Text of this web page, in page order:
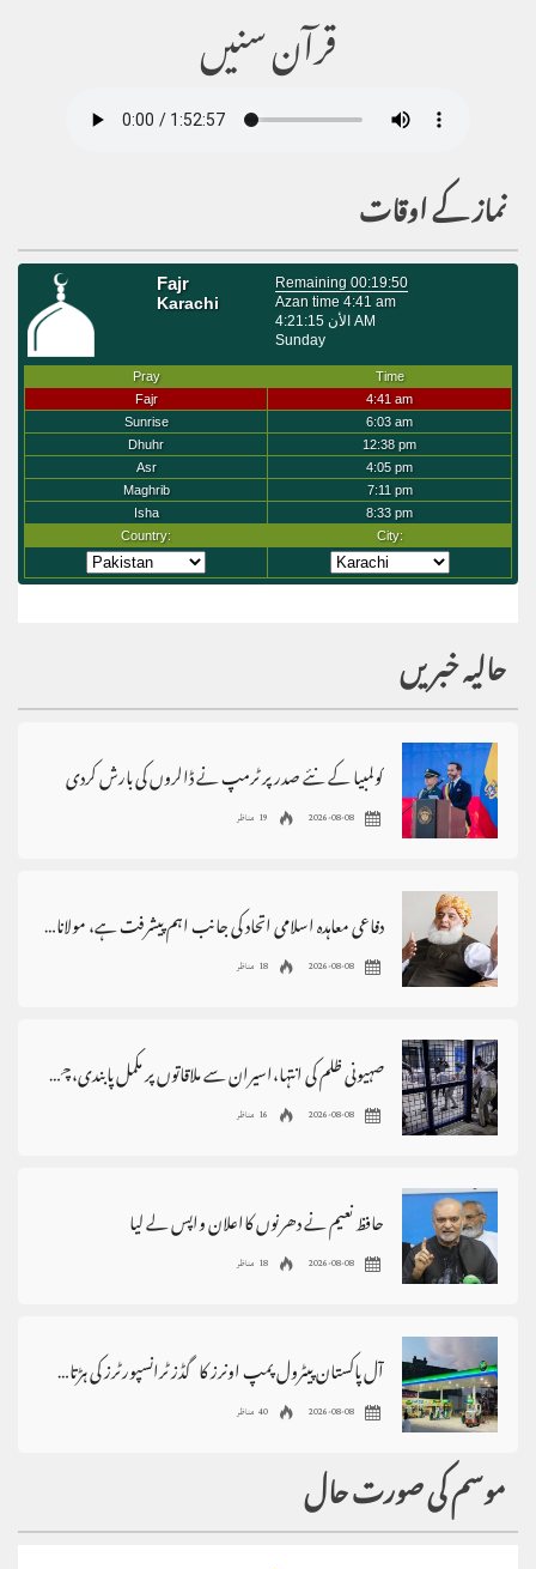
قرآن سنیں
نماز کے اوقات
حالیہ خبریں
کولمبیا کے نئے صدر پر ٹرمپ نے ڈالروں کی بارش کردی
2026-08-08 19 مناظر
دفاعی معاہدہ اسلامی اتحاد کی جانب اہم پیشرفت ہے، مولانافضل الرحمٰن
2026-08-08 18 مناظر
صہیونی ظلم کی انتہا،اسیران سے ملاقاتوں پر مکمل پابندی،چھاپے،گرفتاریاں
2026-08-08 16 مناظر
حافظ نعیم نے دھرنوں کااعلان واپس لے لیا
2026-08-08 18 مناظر
آل پاکستان پیٹرول پمپ اونرز کا گڈز ٹرانسپورٹرز کی ہڑتال کی حمایت کا اعلان
2026-08-08 40 مناظر
موسم کی صورت حال